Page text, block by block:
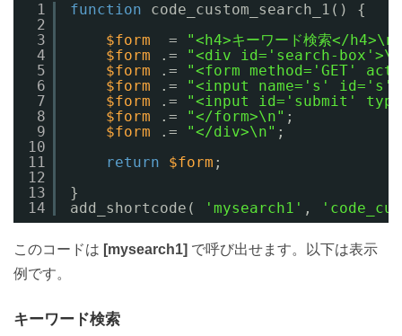
1
2
3
4
5
6
7
8
9
10
11
12
13
14
function
code_custom_search_1() {
$form
=
"<h4>キーワード検索</
$form
.=
"<div id='search-
$form
.=
"<form method='GET'
$form
.=
"<input name='s'
$form
.=
"<input id='submit'
$form
.= "</form>\n" ;
$form
.= "</div>\n" ;
return
$form ;
}
add_shortcode(
'mysearch1' ,
このコードは [mysearch1] で呼び出せます。以下は表示
例です。
キーワード検索